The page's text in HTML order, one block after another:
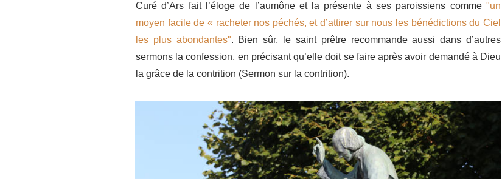
Curé d’Ars fait l’éloge de l’aumône et la présente à ses paroissiens comme "un
moyen facile de « racheter nos péchés, et d’attirer sur nous les bénédictions du Ciel
les plus abondantes". Bien sûr, le saint prêtre recommande aussi dans d’autres
sermons la confession, en précisant qu’elle doit se faire après avoir demandé à Dieu
la grâce de la contrition (Sermon sur la contrition).